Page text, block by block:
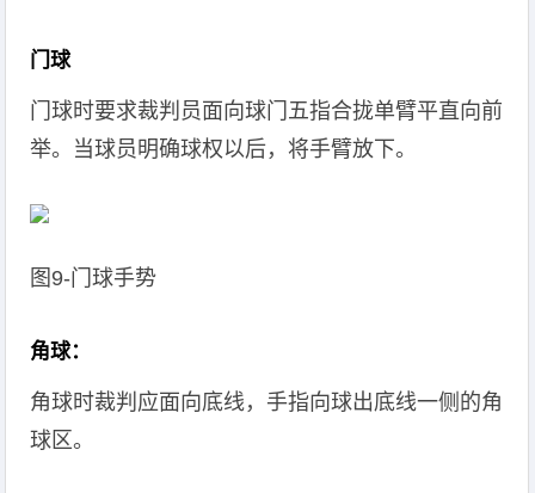
门球
门球时要求裁判员面向球门五指合拢单臂平直向前
举。当球员明确球权以后，将手臂放下。
图9-门球手势
角球：
角球时裁判应面向底线，手指向球出底线一侧的角
球区。